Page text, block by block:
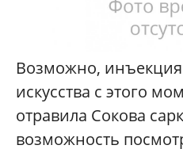
Возможно, инъекция
искусства с этого
отравила Сокова
возможность